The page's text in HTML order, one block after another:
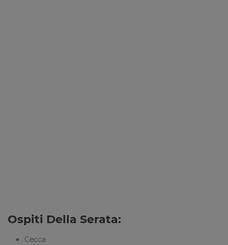
Ospiti Della Serata:
Cecca